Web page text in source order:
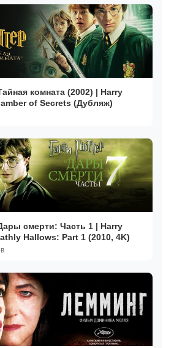
комната (2002) | Harry
of Secrets (Дубляж)
смерти: Часть 1 | Harry
Hallows: Part 1 (2010, 4K)